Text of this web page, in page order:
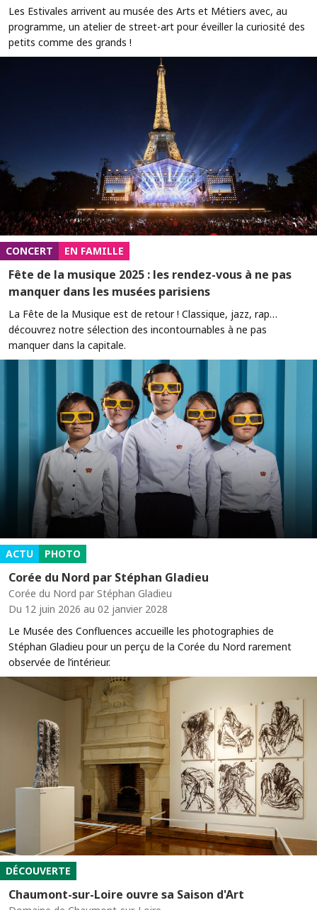
Les Estivales arrivent au musée des Arts et Métiers avec, au
programme, un atelier de street-art pour éveiller la curiosité des
petits comme des grands !
CONCERT EN FAMILLE
Fête de la musique 2025 : les rendez-vous à ne pas
manquer dans les musées parisiens
La Fête de la Musique est de retour ! Classique, jazz, rap…
découvrez notre sélection des incontournables à ne pas
manquer dans la capitale.
ACTU PHOTO
Corée du Nord par Stéphan Gladieu
Corée du Nord par Stéphan Gladieu
Du 12 juin 2026 au 02 janvier 2028
Le Musée des Confluences accueille les photographies de
Stéphan Gladieu pour un perçu de la Corée du Nord rarement
observée de l’intérieur.
DÉCOUVERTE
Chaumont-sur-Loire ouvre sa Saison d'Art